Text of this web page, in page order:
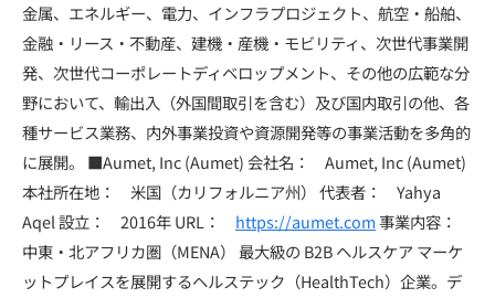
金属、エネルギー、電力、インフラプロジェクト、航空・船舶、
金融・リース・不動産、建機・産機・モビリティ、次世代事業開
発、次世代コーポレートディベロップメント、その他の広範な分
野において、輸出入（外国間取引を含む）及び国内取引の他、各
種サービス業務、内外事業投資や資源開発等の事業活動を多角的
に展開。 ■Aumet, Inc (Aumet) 会社名： Aumet, Inc (Aumet)
本社所在地： 米国（カリフォルニア州） 代表者： Yahya
Aqel 設立： 2016年 URL： https://aumet.com事業内容：
中東・北アフリカ圏（MENA） 最大級の B2B ヘルスケア マーケ
ットプレイスを展開するヘルステック（HealthTech）企業。デ